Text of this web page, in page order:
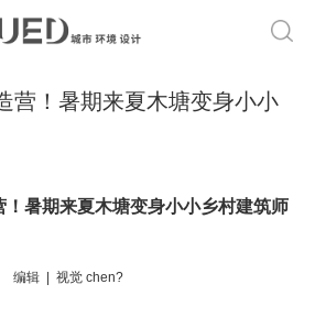
营！暑期来夏木塘变身小小
！暑期来夏木塘变身小小乡村建筑师
编辑 | 视觉 chen?